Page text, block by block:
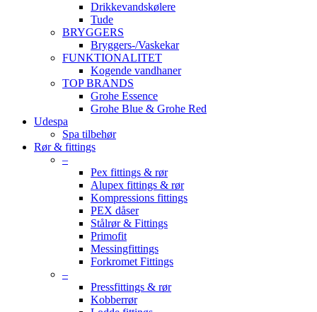
Drikkevandskølere
Tude
BRYGGERS
Bryggers-/Vaskekar
FUNKTIONALITET
Kogende vandhaner
TOP BRANDS
Grohe Essence
Grohe Blue & Grohe Red
Udespa
Spa tilbehør
Rør & fittings
–
Pex fittings & rør
Alupex fittings & rør
Kompressions fittings
PEX dåser
Stålrør & Fittings
Primofit
Messingfittings
Forkromet Fittings
–
Pressfittings & rør
Kobberrør